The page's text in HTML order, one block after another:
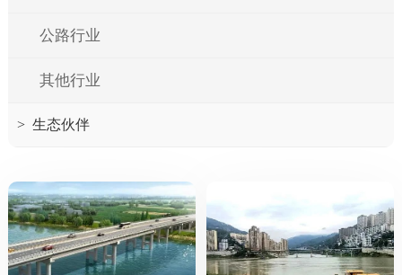
公路行业
其他行业
> 生态伙伴